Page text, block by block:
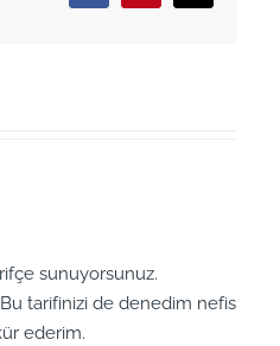
sunuyorsunuz.
tarifinizi de denedim nefis
ederim.